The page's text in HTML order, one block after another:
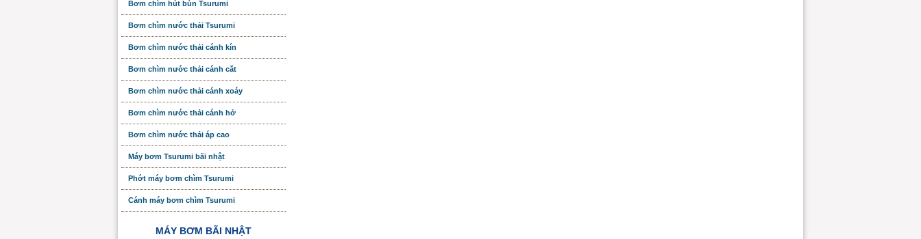
Bơm chìm hút bùn Tsurumi
Bơm chìm nước thải Tsurumi
Bơm chìm nước thải cánh kín
Bơm chìm nước thải cánh cắt
Bơm chìm nước thải cánh xoáy
Bơm chìm nước thải cánh hở
Bơm chìm nước thải áp cao
Máy bơm Tsurumi bãi nhật
Phớt máy bơm chìm Tsurumi
Cánh máy bơm chìm Tsurumi
MÁY BƠM BÃI NHẬT